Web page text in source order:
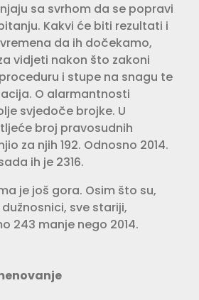
sa svrhom da se popravi
Kakvi će biti rezultati i
da ih dočekamo,
vidjeti nakon što zakoni
i stupe na snagu te
O alarmantnosti
svjedoče brojke. U
broj pravosudnih
za njih 192. Odnosno 2014.
ih je 2316.
je još gora. Osim što su,
sve stariji,
243 manje nego 2014.